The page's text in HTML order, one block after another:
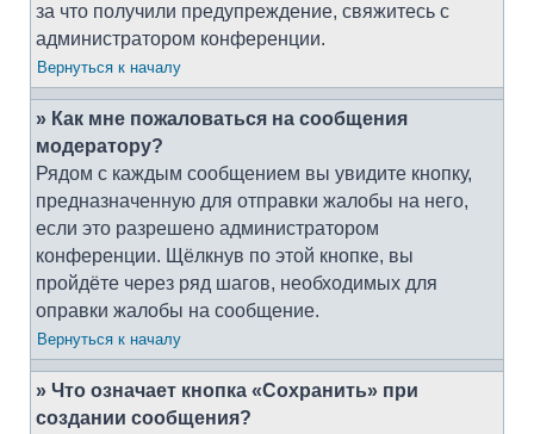
за что получили предупреждение, свяжитесь с
администратором конференции.
Вернуться к началу
» Как мне пожаловаться на сообщения
модератору?
Рядом с каждым сообщением вы увидите кнопку,
предназначенную для отправки жалобы на него,
если это разрешено администратором
конференции. Щёлкнув по этой кнопке, вы
пройдёте через ряд шагов, необходимых для
оправки жалобы на сообщение.
Вернуться к началу
» Что означает кнопка «Сохранить» при
создании сообщения?